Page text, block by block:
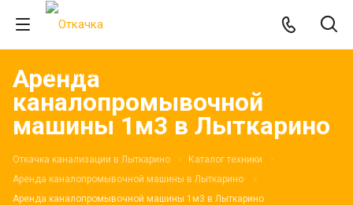
Аренда
каналопромывочной
машины 1м3 в Лыткарино
Откачка канализации в Лыткарино
Каталог техники
Аренда каналопромывочной машины в Лыткарино
Аренда каналопромывочной машины 1м3 в Лыткарино